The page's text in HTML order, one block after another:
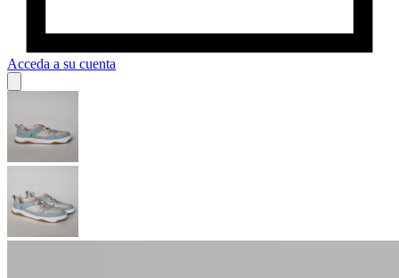
Acceda a su cuenta